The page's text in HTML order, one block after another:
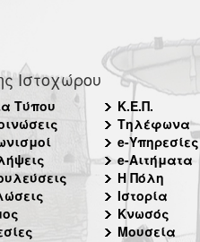
Ιστοχώρου
Τύπου
Κ.Ε.Π.
Τηλέφωνα
e-Υπηρεσίες
e-Αιτήματα
Η Πόλη
Ιστορία
Κνωσός
Μουσεία